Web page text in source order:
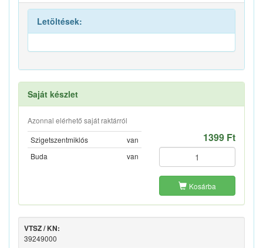
Letöltések:
Saját készlet
Azonnal elérhető saját raktárról
Szigetszentmiklós
van
Buda
van
1399 Ft
Kosárba
VTSZ / KN:
39249000